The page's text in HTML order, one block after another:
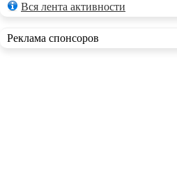
Вся лента активности
Реклама спонсоров